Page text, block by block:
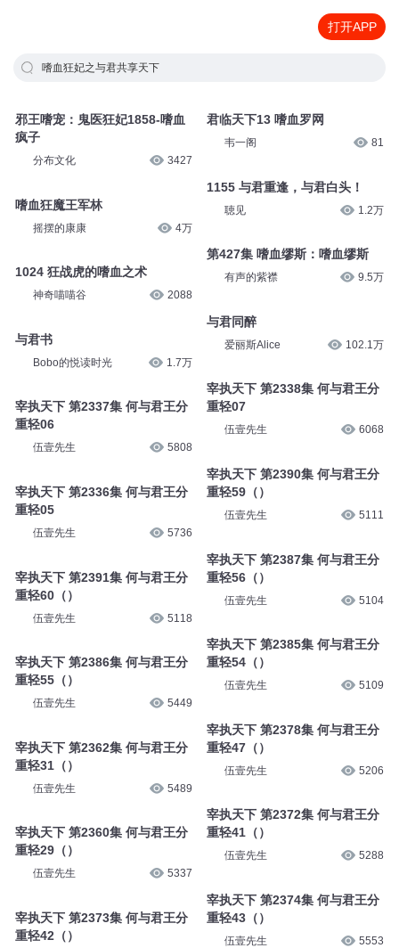
打开APP
嗜血狂妃之与君共享天下
邪王嗜宠：鬼医狂妃1858-嗜血
疯子
分布文化 3427
嗜血狂魔王军林
摇摆的康康 4万
1024 狂战虎的嗜血之术
神奇喵喵谷 2088
与君书
Bobo的悦读时光 1.7万
宰执天下 第2337集 何与君王分
重轻06
伍壹先生 5808
宰执天下 第2336集 何与君王分
重轻05
伍壹先生 5736
宰执天下 第2391集 何与君王分
重轻60（）
伍壹先生 5118
宰执天下 第2386集 何与君王分
重轻55（）
伍壹先生 5449
宰执天下 第2362集 何与君王分
重轻31（）
伍壹先生 5489
宰执天下 第2360集 何与君王分
重轻29（）
伍壹先生 5337
宰执天下 第2373集 何与君王分
重轻42（）
君临天下13 嗜血罗网
韦一阁 81
1155 与君重逢，与君白头！
聴见 1.2万
第427集 嗜血缪斯：嗜血缪斯
有声的紫襟 9.5万
与君同醉
爱丽斯Alice 102.1万
宰执天下 第2338集 何与君王分
重轻07
伍壹先生 6068
宰执天下 第2390集 何与君王分
重轻59（）
伍壹先生 5111
宰执天下 第2387集 何与君王分
重轻56（）
伍壹先生 5104
宰执天下 第2385集 何与君王分
重轻54（）
伍壹先生 5109
宰执天下 第2378集 何与君王分
重轻47（）
伍壹先生 5206
宰执天下 第2372集 何与君王分
重轻41（）
伍壹先生 5288
宰执天下 第2374集 何与君王分
重轻43（）
伍壹先生 5553